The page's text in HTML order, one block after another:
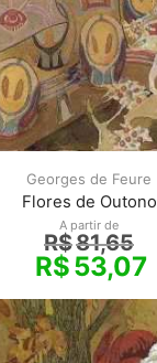
Georges de Feure
Flores de Outono
A partir de
R$81,65
R$53,07